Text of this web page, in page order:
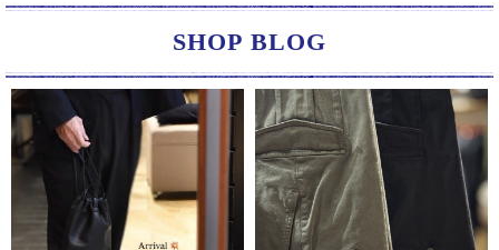
SHOP BLOG